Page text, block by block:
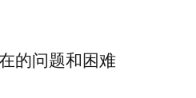
的问题和困难